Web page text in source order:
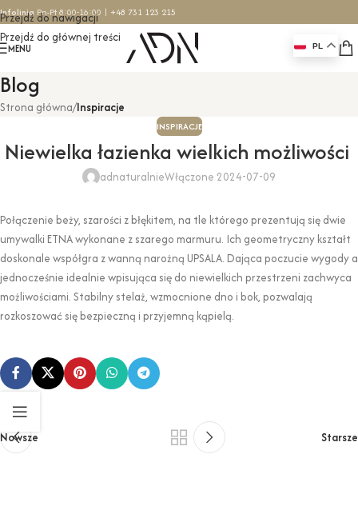
Przejdź do nawigacji
Przejdź do głównej treści
Infolinia Pn-Pt 8:00-16:00 | +48 731 123 215
MENU PL
Blog
Strona główna/Inspiracje
INSPIRACJE
Niewielka łazienka wielkich możliwości
adnaturalnieWłączone 2024-07-09
Połączenie beży, szarości z błękitem, na tle którego prezentują się dwie
umywalki ETNA wykonane z szarego marmuru. Ich geometryczny kształt
doskonale współgra z wanną narożną UPSALA. Dająca poczucie wygody a
jednocześnie idealnie wpisująca się do niewielkich przestrzeni zachwyca
możliwościami. Stabilny stelaż, wzmocnione dno i bok, pozwalają
rozkoszować się bezpieczną i przyjemną kąpielą.
Nowsze Starsze